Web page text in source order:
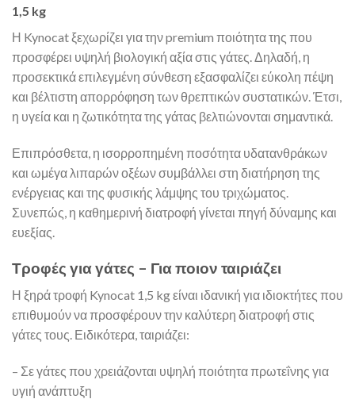
1,5 kg
Η Kynocat ξεχωρίζει για την premium ποιότητα της που
προσφέρει υψηλή βιολογική αξία στις γάτες. Δηλαδή, η
προσεκτικά επιλεγμένη σύνθεση εξασφαλίζει εύκολη πέψη
και βέλτιστη απορρόφηση των θρεπτικών συστατικών. Έτσι,
η υγεία και η ζωτικότητα της γάτας βελτιώνονται σημαντικά.
Επιπρόσθετα, η ισορροπημένη ποσότητα υδατανθράκων
και ωμέγα λιπαρών οξέων συμβάλλει στη διατήρηση της
ενέργειας και της φυσικής λάμψης του τριχώματος.
Συνεπώς, η καθημερινή διατροφή γίνεται πηγή δύναμης και
ευεξίας.
Τροφές για γάτες – Για ποιον ταιριάζει
Η ξηρά τροφή Kynocat 1,5 kg είναι ιδανική για ιδιοκτήτες που
επιθυμούν να προσφέρουν την καλύτερη διατροφή στις
γάτες τους. Ειδικότερα, ταιριάζει:
– Σε γάτες που χρειάζονται υψηλή ποιότητα πρωτεΐνης για
υγιή ανάπτυξη